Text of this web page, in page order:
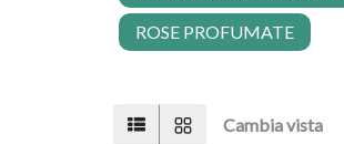
ROSE PROFUMATE
Cambia vista